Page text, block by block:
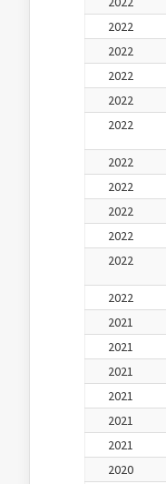
2022
2022
2022
2022
2022
2022
2022
2022
2022
2022
2022
2021
2021
2021
2021
2021
2021
2020